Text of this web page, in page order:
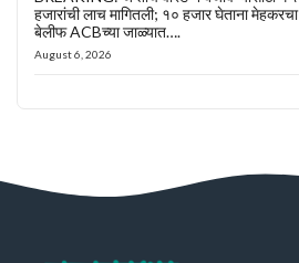
हजारांची लाच मागितली; १० हजार घेताना मेहकरचा
बेलीफ ACBच्या जाळ्यात….
August 6, 2026